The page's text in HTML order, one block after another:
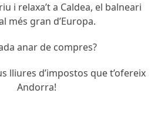
i relaxa’t a Caldea, el balneari
més gran d’Europa.
anar de compres?
lliures d’impostos que t’ofereix
Andorra!